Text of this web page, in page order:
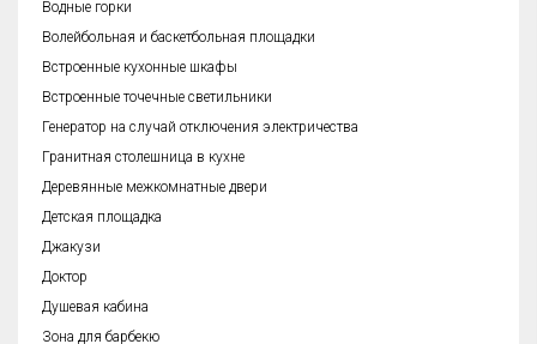
Водные горки
Волейбольная и баскетбольная площадки
Встроенные кухонные шкафы
Встроенные точечные светильники
Генератор на случай отключения электричества
Гранитная столешница в кухне
Деревянные межкомнатные двери
Детская площадка
Джакузи
Доктор
Душевая кабина
Зона для барбекю